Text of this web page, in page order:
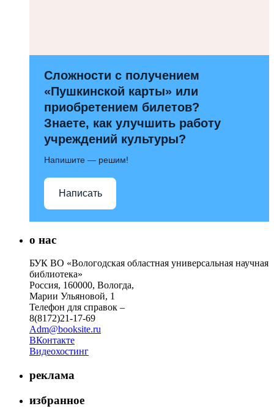
Сложности с получением
«Пушкинской карты» или
приобретением билетов?
Знаете, как улучшить работу
учреждений культуры?
Напишите — решим!
Написать
о нас
БУК ВО «Вологодская областная универсальная научная
библиотека»
Россия, 160000, Вологда,
Марии Ульяновой, 1
Телефон для справок –
8(8172)21-17-69
Adm@booksite.ru
ВКонтакте
Видеохостинг
реклама
избранное